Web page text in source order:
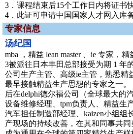
3．课程结束后15个工作日内将证书
4．此证可申请中国国家人才网入库备
专家信息
汤纪国
mba ，精益 lean master 、ie 专家，
3被派往日本丰田总部接受为期 1 年
公司生产主管、高级ie主管，熟悉精
最早接触精益生产思想的专家之一。
后在delphi德尔福公司（全球最大的
设备维修经理、tpm负责人、精益生
汽车担任制造部经理、kaizen小组组
产现场的持续改善，在其和同事共